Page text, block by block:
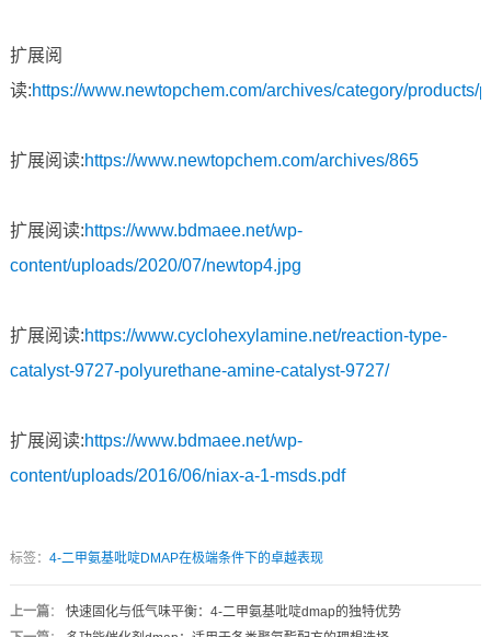
扩展阅
读:https://www.newtopchem.com/archives/category/products/
扩展阅读:https://www.newtopchem.com/archives/865
扩展阅读:https://www.bdmaee.net/wp-
content/uploads/2020/07/newtop4.jpg
扩展阅读:https://www.cyclohexylamine.net/reaction-type-
catalyst-9727-polyurethane-amine-catalyst-9727/
扩展阅读:https://www.bdmaee.net/wp-
content/uploads/2016/06/niax-a-1-msds.pdf
标签： 4-二甲氨基吡啶DMAP在极端条件下的卓越表现
上一篇： 快速固化与低气味平衡：4-二甲氨基吡啶dmap的独特优势